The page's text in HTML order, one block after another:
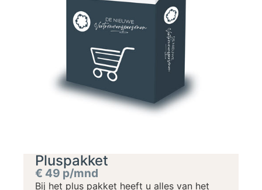
Pluspakket
€ 49 p/mnd
Bij het plus pakket heeft u alles van het